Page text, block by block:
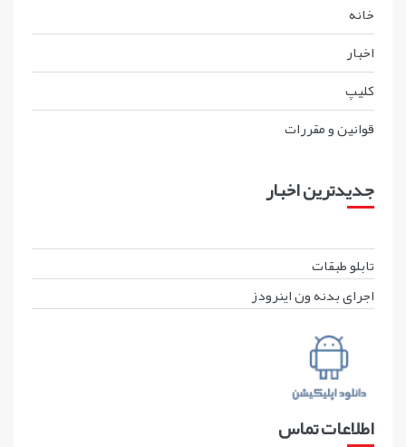
خانه
اخبار
کليپ
قوانين و مقررات
جدیدترین اخبار
تابلو طبقات
اجرای بدنه ون اینرودز
اطلاعات تماس